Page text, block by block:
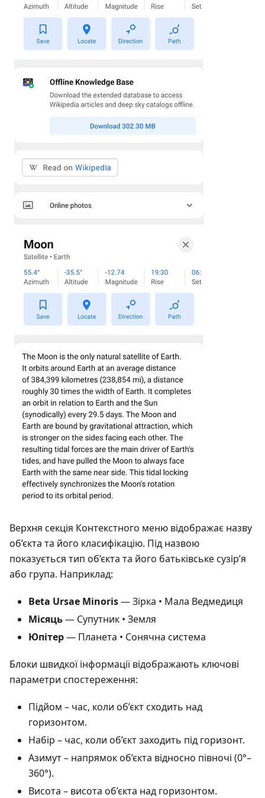
Верхня секція Контекстного меню відображає назву
об’єкта та його класифікацію. Під назвою
показується тип об’єкта та його батьківське сузір’я
або група. Наприклад:
Beta Ursae Minoris— Зірка • Мала Ведмедиця
Місяць— Супутник • Земля
Юпітер— Планета • Сонячна система
Блоки швидкої інформації відображають ключові
параметри спостереження:
Підйом – час, коли об’єкт сходить над
горизонтом.
Набір – час, коли об’єкт заходить під горизонт.
Азимут– напрямок об’єкта відносно півночі (0°–
360°).
Висота – висота об’єкта над горизонтом.